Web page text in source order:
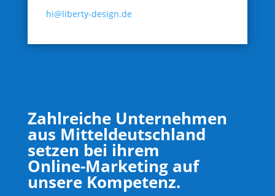
hi@liberty-design.de
Zahlreiche Unternehmen
aus Mitteldeutschland
setzen bei ihrem
Online-Marketing auf
unsere Kompetenz.